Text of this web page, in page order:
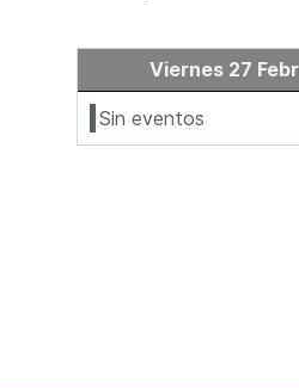
Viernes 27
Sin eventos